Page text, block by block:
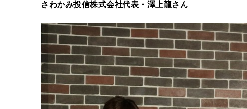
さわかみ投信株式会社代表・澤上龍さん